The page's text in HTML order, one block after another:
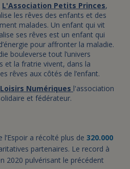
L'Association Petits Princes,
les rêves des enfants et des
malades. Un enfant qui vit
ses rêves est un enfant qui
pour affronter la maladie.
bouleverse tout l’univers
et la fratrie vivent, dans la
rêves aux côtés de l’enfant.
Loisirs Numériques l'association
et fédérateur.
a récolté plus de 320.000
partenaires. Le record à
2020 pulvérisant le précédent